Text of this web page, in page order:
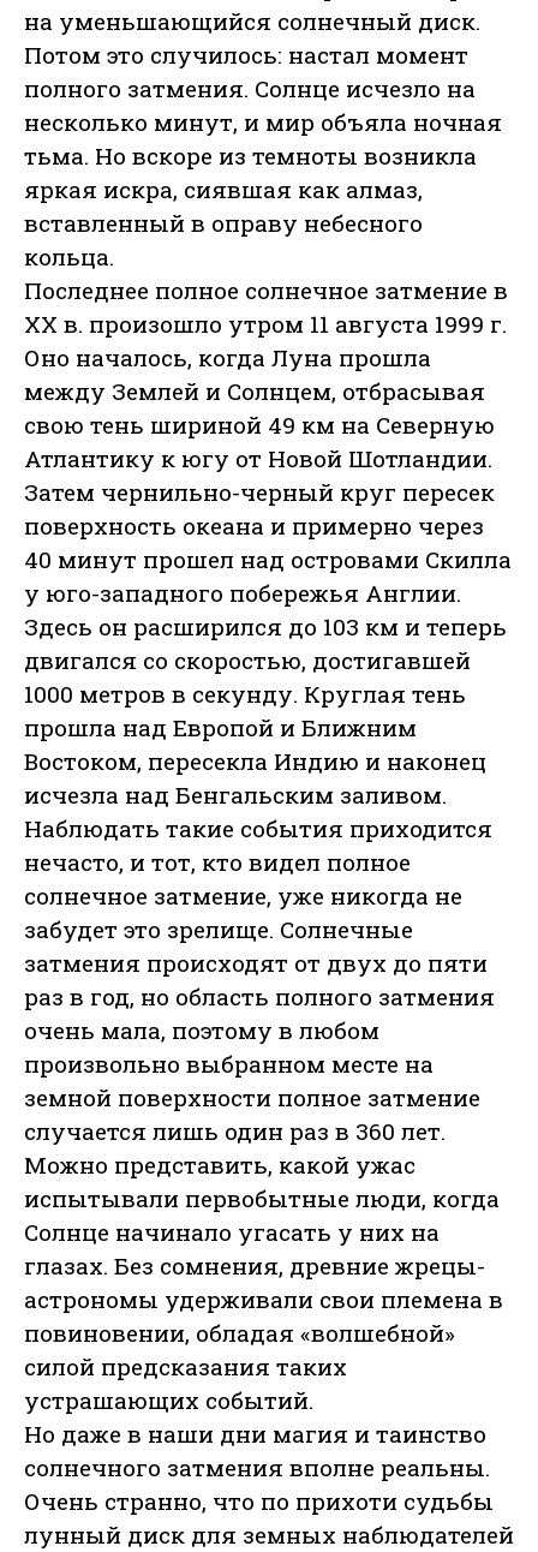
на уменьшающийся солнечный диск.
Потом это случилось: настал момент
полного затмения. Солнце исчезло на
несколько минут, и мир объяла ночная
тьма. Но вскоре из темноты возникла
яркая искра, сиявшая как алмаз,
вставленный в оправу небесного
кольца.
Последнее полное солнечное затмение в
XX в. произошло утром 11 августа 1999 г.
Оно началось, когда Луна прошла
между Землей и Солнцем, отбрасывая
свою тень шириной 49 км на Северную
Атлантику к югу от Новой Шотландии.
Затем чернильно-черный круг пересек
поверхность океана и примерно через
40 минут прошел над островами Скилла
у юго-западного побережья Англии.
Здесь он расширился до 103 км и теперь
двигался со скоростью, достигавшей
1000 метров в секунду. Круглая тень
прошла над Европой и Ближним
Востоком, пересекла Индию и наконец
исчезла над Бенгальским заливом.
Наблюдать такие события приходится
нечасто, и тот, кто видел полное
солнечное затмение, уже никогда не
забудет это зрелище. Солнечные
затмения происходят от двух до пяти
раз в год, но область полного затмения
очень мала, поэтому в любом
произвольно выбранном месте на
земной поверхности полное затмение
случается лишь один раз в 360 лет.
Можно представить, какой ужас
испытывали первобытные люди, когда
Солнце начинало угасать у них на
глазах. Без сомнения, древние жрецы-
астрономы удерживали свои племена в
повиновении, обладая «волшебной»
силой предсказания таких
устрашающих событий.
Но даже в наши дни магия и таинство
солнечного затмения вполне реальны.
Очень странно, что по прихоти судьбы
лунный диск для земных наблюдателей